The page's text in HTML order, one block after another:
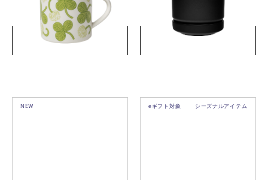
￥5,830 (税込)
詳細を見る
￥9,900
NEW eギフト対象 シーズナルアイテム